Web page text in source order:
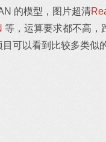
的模型，图片超清
等，运算要求都不高，
可以看到比较多类似